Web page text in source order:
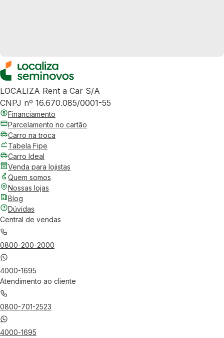
LOCALIZA Rent a Car S/A
CNPJ nº 16.670.085/0001-55
Financiamento
Parcelamento no cartão
Carro na troca
Tabela Fipe
Carro Ideal
Venda para lojistas
Quem somos
Nossas lojas
Blog
Dúvidas
Central de vendas
0800-200-2000
4000-1695
Atendimento ao cliente
0800-701-2523
4000-1695